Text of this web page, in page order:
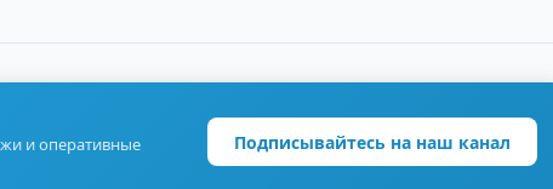
и оперативные
Подписывайтесь на наш канал